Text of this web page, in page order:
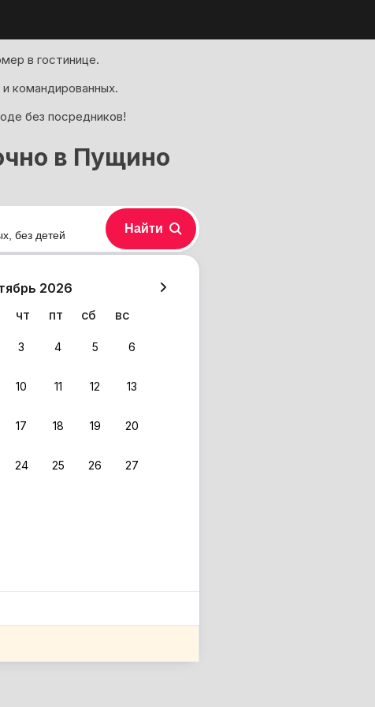
в гостинице.
командированных.
без посредников!
в Пущино
2026
чт пт сб вс
3 4 5 6
10 11 12 13
17 18 19 20
24 25 26 27
без детей Найти